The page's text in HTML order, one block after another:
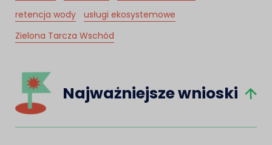
retencja wody
usługi ekosystemowe
Zielona Tarcza Wschód
Najważniejsze wnioski